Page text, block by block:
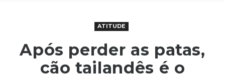
ATITUDE
Após perder as patas,
cão tailandês é o